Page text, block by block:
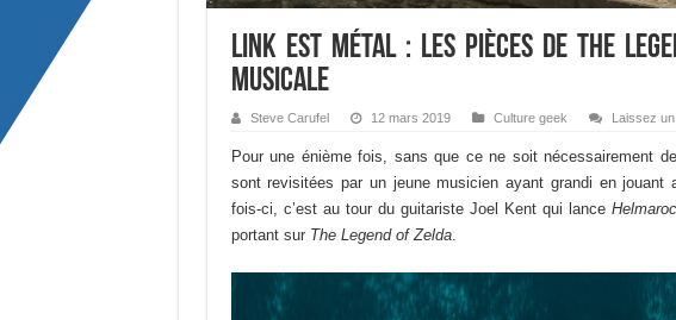
Link est métal : les pièces de The
musicale
Steve Carufel 12 mars 2019 Culture geek Laissez
Pour une énième fois, sans que ce ne soit nécessairement
sont revisitées par un jeune musicien ayant grandi en
fois-ci, c’est au tour du guitariste Joel Kent qui lance
portant sur The Legend of Zelda.